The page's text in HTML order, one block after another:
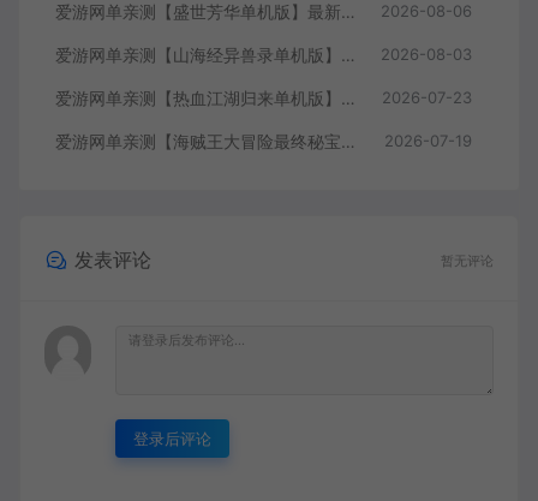
爱游网单亲测【盛世芳华单机版】最新整理宫斗养成回合抽卡多区跨服代金券内购虚拟机一键端视频教学+linux手工外网端文本教学 2026-08-06
爱游网单亲测【山海经异兽录单机版】最新整理11赛季代金券内购版 带GM物品充值后台 模拟器手游 解压一键端 视频安装教学+手工端文本教学 2026-08-03
爱游网单亲测【热血江湖归来单机版】最新整理7职业精修多项修复 带网页GM物品后台 代金券内购 虚拟机一键端视频安装教学+手工端文本教学 2026-07-23
爱游网单亲测【海贼王大冒险最终秘宝】最新整理单机修复版 带网页GM充值物品后台 回合制抽卡模拟器手游 虚拟机一键端视频教学+手工端文本教学 2026-07-19
发表评论 暂无评论
登录后评论